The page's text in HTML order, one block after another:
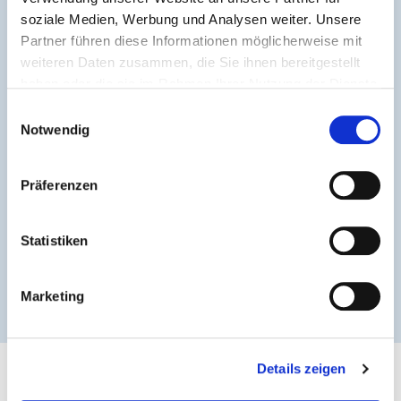
soziale Medien, Werbung und Analysen weiter. Unsere
Partner führen diese Informationen möglicherweise mit
weiteren Daten zusammen, die Sie ihnen bereitgestellt
Notwendig
Präferenzen
Statistiken
Marketing
Details zeigen